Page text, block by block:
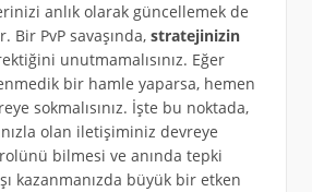
anlık olarak güncellemek de
Bir PvP savaşında, stratejinizin
unutmamalısınız. Eğer
bir hamle yaparsa, hemen
sokmalısınız. İşte bu noktada,
olan iletişiminiz devreye
bilmesi ve anında tepki
kazanmanızda büyük bir etken